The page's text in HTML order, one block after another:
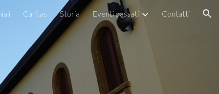
Caritas Storia Eventi passati Contatti